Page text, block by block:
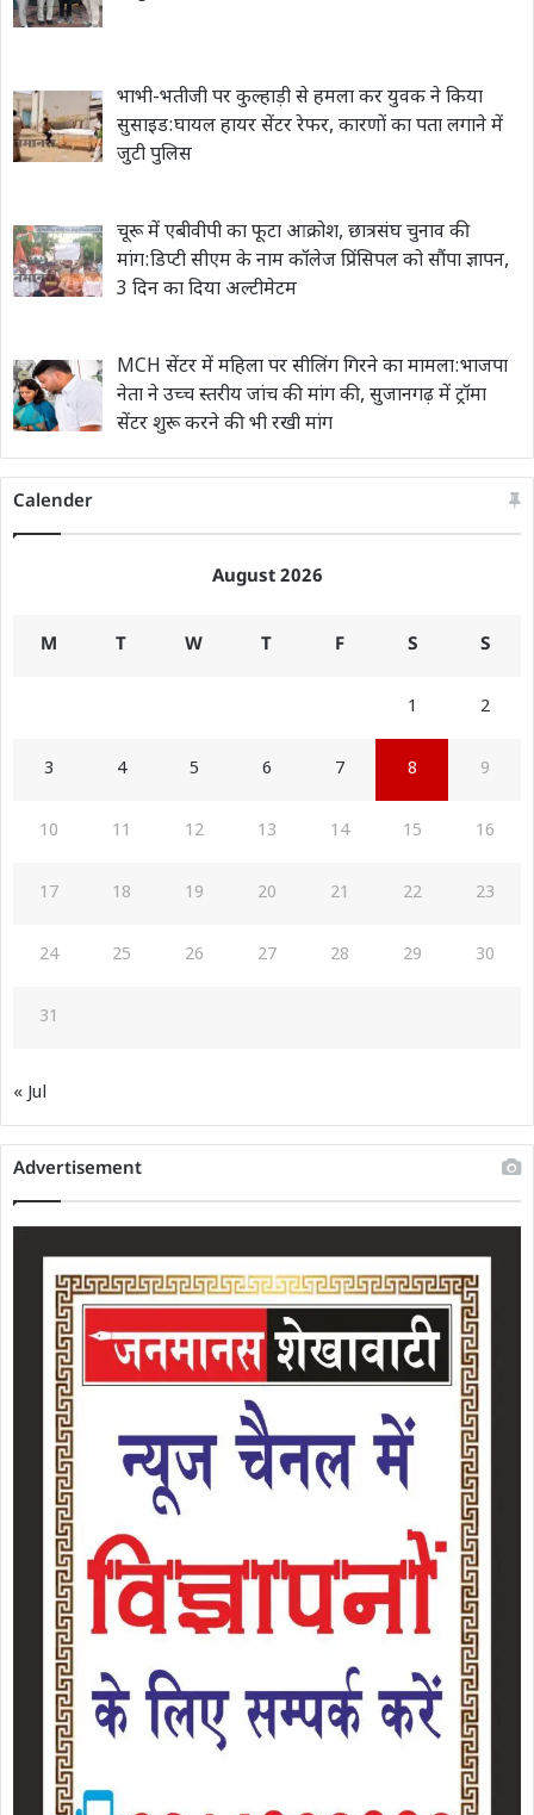
भाभी-भतीजी पर कुल्हाड़ी से हमला कर युवक ने किया
सुसाइड:घायल हायर सेंटर रेफर, कारणों का पता लगाने में
जुटी पुलिस
चूरू में एबीवीपी का फूटा आक्रोश, छात्रसंघ चुनाव की
मांग:डिप्टी सीएम के नाम कॉलेज प्रिंसिपल को सौंपा ज्ञापन,
3 दिन का दिया अल्टीमेटम
MCH सेंटर में महिला पर सीलिंग गिरने का मामला:भाजपा
नेता ने उच्च स्तरीय जांच की मांग की, सुजानगढ़ में ट्रॉमा
सेंटर शुरू करने की भी रखी मांग
Calender
August 2026
M T W T F S S
1 2
3 4 5 6 7 8 9
10 11 12 13 14 15 16
17 18 19 20 21 22 23
24 25 26 27 28 29 30
31
« Jul
Advertisement